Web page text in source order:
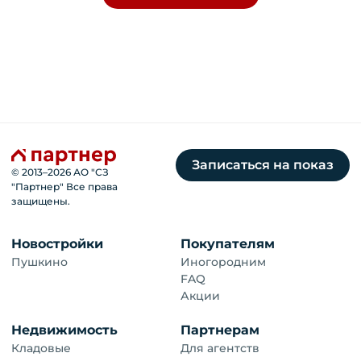
© 2013–2026 АО "СЗ
"Партнер" Все права
защищены.
Записаться на показ
Новостройки
Пушкино
Покупателям
Иногородним
FAQ
Акции
Недвижимость
Кладовые
Партнерам
Для агентств